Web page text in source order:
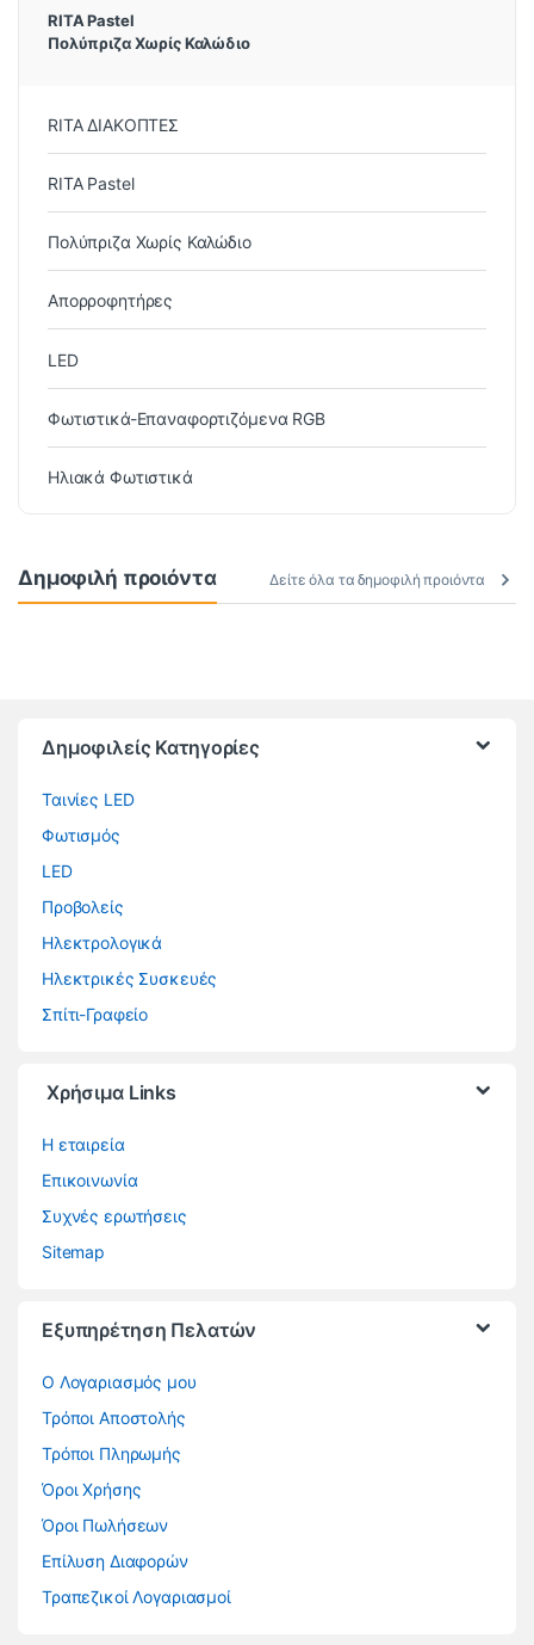
RITA Pastel
Πολύπριζα Χωρίς Καλώδιο
RITA ΔΙΑΚΟΠΤΕΣ
RITA Pastel
Πολύπριζα Χωρίς Καλώδιο
Απορροφητήρες
LED
Φωτιστικά-Επαναφορτιζόμενα RGB
Ηλιακά Φωτιστικά
Δημοφιλή προιόντα Δείτε όλα τα δημοφιλή προιόντα
Δημοφιλείς Κατηγορίες
Ταινίες LED
Φωτισμός
LED
Προβολείς
Ηλεκτρολογικά
Ηλεκτρικές Συσκευές
Σπίτι-Γραφείο
Χρήσιμα Links
Η εταιρεία
Επικοινωνία
Συχνές ερωτήσεις
Sitemap
Εξυπηρέτηση Πελατών
O Λογαριασμός μου
Τρόποι Αποστολής
Τρόποι Πληρωμής
Όροι Χρήσης
Όροι Πωλήσεων
Επίλυση Διαφορών
Τραπεζικοί Λογαριασμοί